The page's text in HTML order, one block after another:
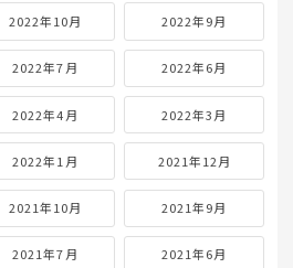
2022年10月 2022年9月
2022年7月 2022年6月
2022年4月 2022年3月
2022年1月 2021年12月
2021年10月 2021年9月
2021年7月 2021年6月